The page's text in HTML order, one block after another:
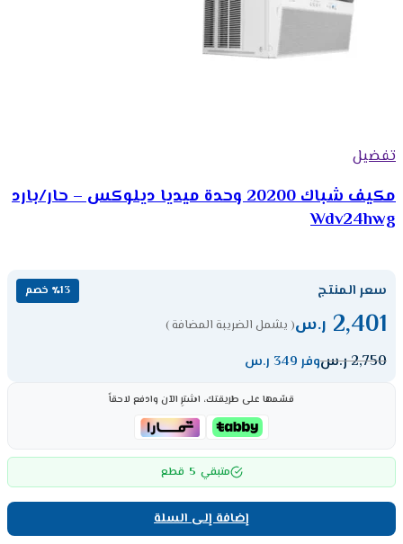
تفضيل
مكيف شباك 20200 وحدة ميديا ديلوكس – حار/بارد
Wdv24hwg
سعر المنتج ٪13 خصم
2,401 ر.س( يشمل الضريبة المضافة )
2,750ر.سوفر 349 ر.س
قسّمها على طريقتك، اشترِ الآن وادفع لاحقاً
متبقي 5 قطع
إضافة إلى السلة